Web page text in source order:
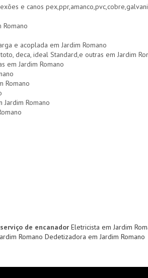
e canos
e acoplada em Jardim Romano
deca, ideal Standard,e outras em Jardim
em Jardim Romano
Romano
Romano
de encanador Eletricista em Jardim
Romano Dedetizadora em Jardim Romano